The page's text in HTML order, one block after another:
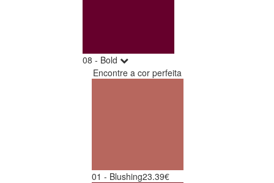
08 - Bold
Encontre a cor perfeita
01 - Blushing23.39€